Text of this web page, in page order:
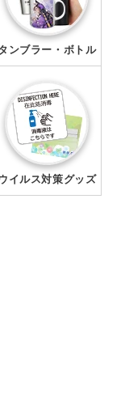
ンブラー・ボトル
イルス対策グッズ